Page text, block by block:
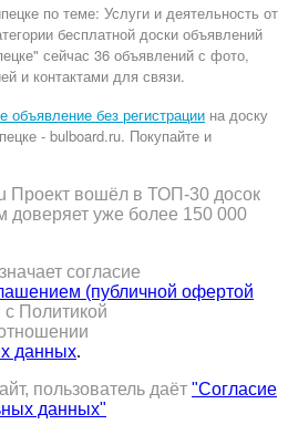
по теме: Услуги и деятельность от
бесплатной доски объявлений
сейчас 36 объявлений с фото,
и контактами для связи.
объявление без регистрации на доску
- bulboard.ru. Покупайте и
Проект вошёл в ТОП-30 досок
доверяет уже более 150 000
согласие
(публичной офертой
Политикой
данных.
пользователь даёт "Согласие
данных"